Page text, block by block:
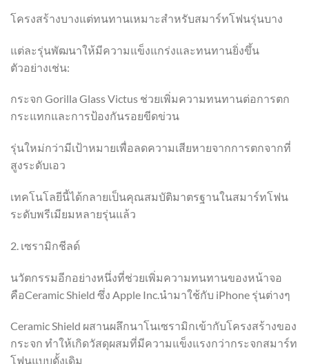
โครงสร้างบางแต่ทนทานเหมาะสำหรับสมาร์ทโฟนรุ่นบาง
แต่ละรุ่นพัฒนาให้มีความแข็งแกร่งและทนทานยิ่งขึ้น
ตัวอย่างเช่น:
กระจก Gorilla Glass Victus ช่วยเพิ่มความทนทานต่อการตก
กระแทกและการป้องกันรอยขีดข่วน
รุ่นใหม่กว่ามีเป้าหมายเพื่อลดความเสียหายจากการตกจากที่
สูงระดับเอว
เทคโนโลยีนี้ได้กลายเป็นคุณสมบัติมาตรฐานในสมาร์ทโฟน
ระดับพรีเมียมหลายรุ่นแล้ว
2. เซรามิกชีลด์
นวัตกรรมอีกอย่างหนึ่งที่ช่วยเพิ่มความทนทานของหน้าจอ
คือCeramic Shield ซึ่ง Apple Inc.นำมาใช้กับ iPhone รุ่นต่างๆ
Ceramic Shield ผสานผลึกนาโนเซรามิกเข้ากับโครงสร้างของ
กระจก ทำให้เกิดวัสดุผสมที่มีความแข็งแรงกว่ากระจกสมาร์ท
โฟนแบบดั้งเดิม